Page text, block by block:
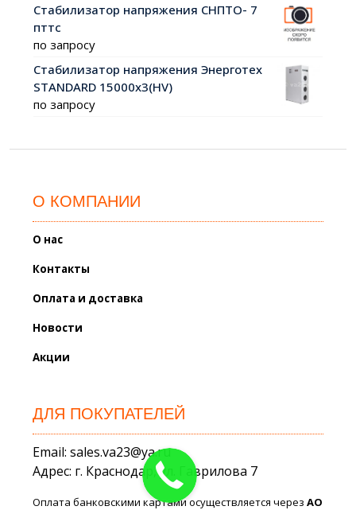
Стабилизатор напряжения СНПТО- 7
пттс
по запросу
Стабилизатор напряжения Энерготех
STANDARD 15000х3(HV)
по запросу
О КОМПАНИИ
О нас
Контакты
Оплата и доставка
Новости
Акции
ДЛЯ ПОКУПАТЕЛЕЙ
Email: sales.va23@ya.ru
Адрес: г. Краснодар, ул. Гаврилова 7
Оплата банковскими картами осуществляется черезАО